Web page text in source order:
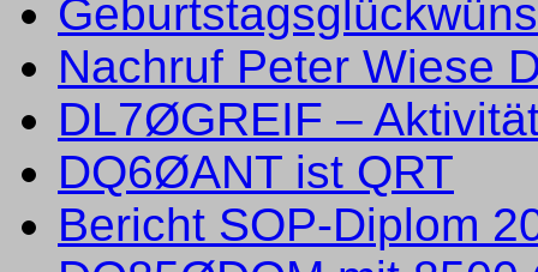
Nachruf Peter Wiese
DL7ØGREIF –
DQ6ØANT ist QRT
Bericht SOP-Diplom